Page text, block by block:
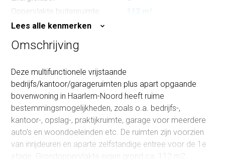
Oppervlakte buitenruimte
112 m²
Lees alle kenmerken
Omschrijving
Deze multifunctionele vrijstaande
bedrijfs/kantoor/garageruimten plus apart opgaande
bovenwoning in Haarlem-Noord heeft ruime
bestemmingsmogelijkheden, zoals o.a. bedrijfs-,
kantoor-, opslag-, praktijkruimte, garage voor meerdere
auto’s en woondoeleinden etc. De ruimten zijn voorzien
van inrijdeuren en aparte zelfstandige entree voor de 1e
etage. Grondoppervlakte eigen grond ca. 112 m2.